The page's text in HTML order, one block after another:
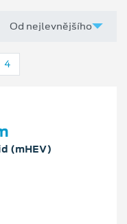
4
(mHEV)